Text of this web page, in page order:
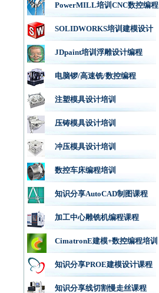
PowerMILL培训CNC数控编程
SOLIDWORKS培训建模设计
JDpaint培训浮雕设计编程
电脑锣/高速铣/数控编程
注塑模具设计培训
压铸模具设计培训
冲压模具设计培训
数控车床编程培训
知识分享AutoCAD制图课程
加工中心雕铣机编程课程
CimatronE建模+数控编程培训
知识分享PROE建模设计课程
知识分享线切割慢走丝课程